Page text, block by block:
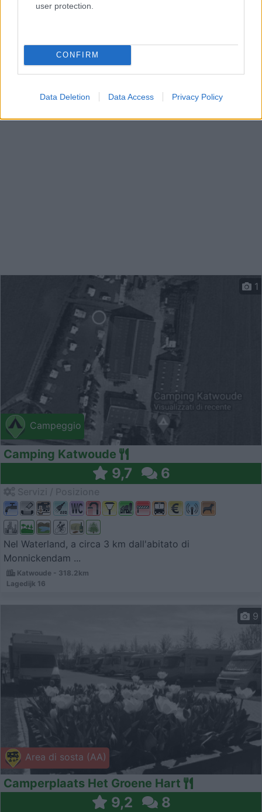
user protection.
CONFIRM
Data Deletion Data Access Privacy Policy
Bad schussenried-reichenbach - 314.9km
Campeggio
1
Camping Katwoude
9,7 6
Nel Waterland, a circa 3 km dall'abitato di
Monnickendam ...
Katwoude - 318.2km
Lagedijk 16
Area di sosta (AA)
9
Camperplaats Het Groene Hart
9,2 8